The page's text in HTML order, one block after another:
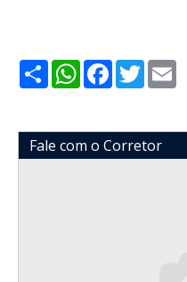
ShareWhatsApp
Facebook
Twitter
Fale com o Corretor